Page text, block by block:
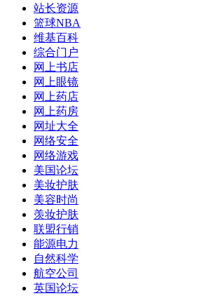
站长资源
篮球NBA
维基百科
综合门户
网上书店
网上眼镜
网上药店
网上药房
网址大全
网络安全
网络游戏
美国论坛
美妆护肤
美容时尚
羡妆护肤
联盟行销
能源电力
自然科学
航空公司
英国论坛